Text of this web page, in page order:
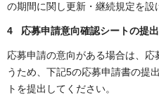
の期間に関し更新・継続規定を設
4 応募申請意向確認シートの提出
応募申請の意向がある場合は、
うため、下記5の応募申請書の提
トを提出してください。